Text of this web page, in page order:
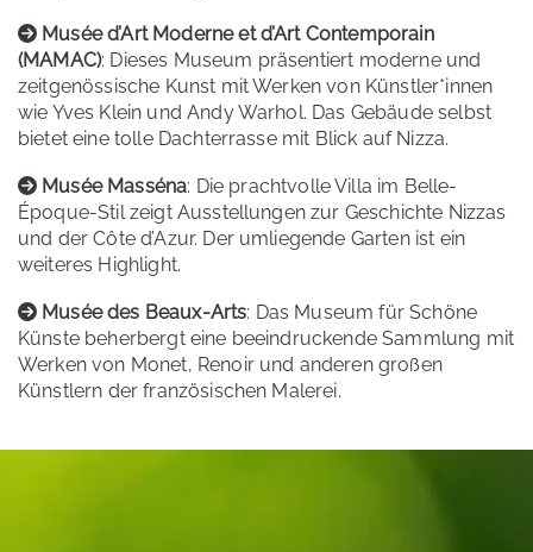
Musée d’Art Moderne et d’Art Contemporain
(MAMAC): Dieses Museum präsentiert moderne und
zeitgenössische Kunst mit Werken von Künstler*innen
wie Yves Klein und Andy Warhol. Das Gebäude selbst
bietet eine tolle Dachterrasse mit Blick auf Nizza.
Musée Masséna: Die prachtvolle Villa im Belle-
Époque-Stil zeigt Ausstellungen zur Geschichte Nizzas
und der Côte d’Azur. Der umliegende Garten ist ein
weiteres Highlight.
Musée des Beaux-Arts: Das Museum für Schöne
Künste beherbergt eine beeindruckende Sammlung mit
Werken von Monet, Renoir und anderen großen
Künstlern der französischen Malerei.